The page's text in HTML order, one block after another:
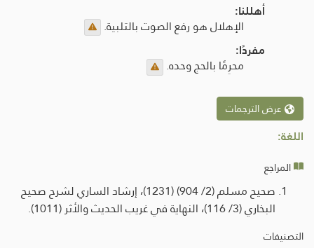
أهللنا:
الإهلال هو رفع الصوت بالتلبية.
مفردًا:
محرِمًا بالحج وحده.
عرض الترجمات
اللغة:
المراجع
صحيح مسلم (2/ 904) (1231)، إرشاد الساري لشرح صحيح
البخاري (3/ 116)، النهاية في غريب الحديث والأثر (1011).
التصنيفات